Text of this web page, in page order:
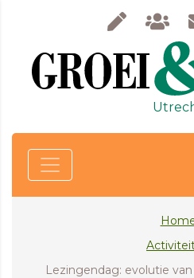
Lezingendag: evolutie